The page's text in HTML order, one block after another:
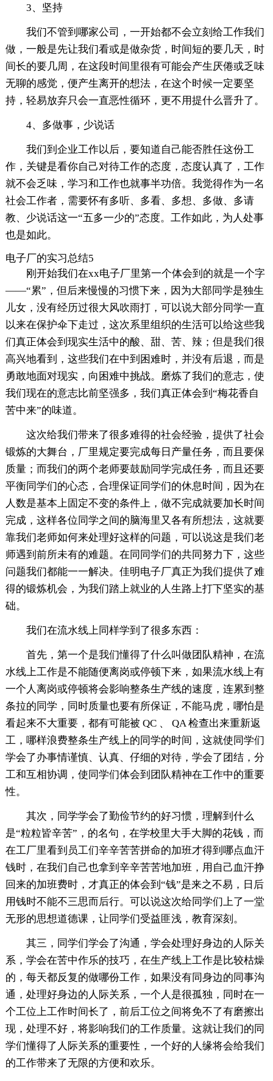
3、坚持
我们不管到哪家公司，一开始都不会立刻给工作我们
做，一般是先让我们看或是做杂货，时间短的要几天，时
间长的要几周，在这段时间里很有可能会产生厌倦或乏味
无聊的感觉，便产生离开的想法，在这个时候一定要坚
持，轻易放弃只会一直恶性循环，更不用提什么晋升了。
4、多做事，少说话
我们到企业工作以后，要知道自己能否胜任这份工
作，关键是看你自己对待工作的态度，态度认真了，工作
就不会乏味，学习和工作也就事半功倍。我觉得作为一名
社会工作者，需要怀有多听、多看、多想、多做、多请
教、少说话这一“五多一少的”态度。工作如此，为人处事
也是如此。
电子厂的实习总结5
刚开始我们在xx电子厂里第一个体会到的就是一个字
——“累”，但后来慢慢的习惯下来，因为大部同学是独生
儿女，没有经历过很大风吹雨打，可以说大部分同学一直
以来在保护伞下走过，这次系里组织的生活可以给这些我
们真正体会到现实生活中的酸、甜、苦、辣；但是我们很
高兴地看到，这些我们在中到困难时，并没有后退，而是
勇敢地面对现实，向困难中挑战。磨炼了我们的意志，使
我们现在的意志比前坚强多，我们真正体会到“梅花香自
苦中来”的味道。
这次给我们带来了很多难得的社会经验，提供了社会
锻炼的大舞台，厂里规定要完成每日产量任务，而且要保
质量；而我们的两个老师要鼓励同学完成任务，而且还要
平衡同学们的心态，合理保证同学们的休息时间，因为在
人数是基本上固定不变的条件上，做不完成就要加长时间
完成，这样各位同学之间的脑海里又各有所想法，这就要
靠我们老师如何来处理好这样的问题，可以说这是我们老
师遇到前所未有的难题。在同同学们的共同努力下，这些
问题我们都能一一解决。佳明电子厂真正为我们提供了难
得的锻炼机会，为我们踏上就业的人生路上打下坚实的基
础。
我们在流水线上同样学到了很多东西：
首先，第一个是我们懂得了什么叫做团队精神，在流
水线上工作是不能随便离岗或停顿下来，如果流水线上有
一个人离岗或停顿将会影响整条生产线的速度，连累到整
条拉的同学，同时质量也要有所保证，不能马虎，哪怕是
看起来不大重要，都有可能被 QC 、 QA 检查出来重新返
工，哪样浪费整条生产线上的同学的时间，这就使同学们
学会了办事情谨慎、认真、仔细的对待，学会了团结，分
工和互相协调，使同学们体会到团队精神在工作中的重要
性。
其次，同学学会了勤俭节约的好习惯，理解到什么
是“粒粒皆辛苦”，的名句，在学校里大手大脚的花钱，而
在工厂里看到员工们辛辛苦苦拼命的加班才得到哪点血汗
钱时，在我们自己也拿到辛辛苦苦地加班，用自己血汗挣
回来的加班费时，才真正的体会到“钱”是来之不易，日后
用钱时不能不三思而后行。可以说这次给同学们上了一堂
无形的思想道德课，让同学们受益匪浅，教育深刻。
其三，同学们学会了沟通，学会处理好身边的人际关
系，学会在苦中作乐的技巧，在生产线上工作是比较枯燥
的，每天都反复的做哪份工作，如果没有同身边的同事沟
通，处理好身边的人际关系，一个人是很孤独，同时在一
个工位上工作时间长了，前后工位之间将免不了有磨擦出
现，处理不好，将影响我们的工作质量。这就让我们的同
学们懂得了人际关系的重要性，一个好的人缘将会给我们
的工作带来了无限的方便和欢乐。